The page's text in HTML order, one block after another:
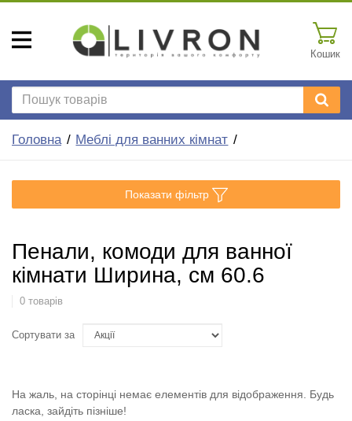
Кошик
Головна Меблі для ванних кімнат
Показати фільтр
Пенали, комоди для ванної
кімнати Ширина, см 60.6
0 товарів
Сортувати за
На жаль, на сторінці немає елементів для відображення. Будь
ласка, зайдіть пізніше!